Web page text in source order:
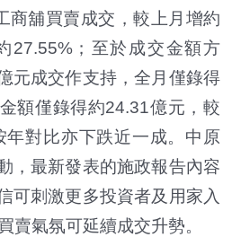
商舖買賣成交，較上月增約
27.55%；至於成交金額方
元成交作支持，全月僅錄得
額僅錄得約24.31億元，較
年對比亦下跌近一成。中原
，最新發表的施政報告內容
可刺激更多投資者及用家入
賣氣氛可延續成交升勢。